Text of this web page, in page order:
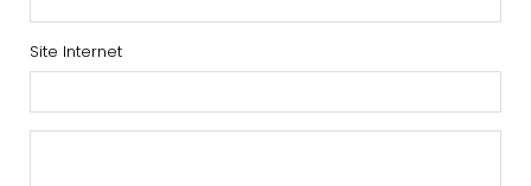
Site Internet